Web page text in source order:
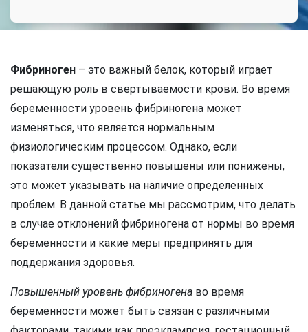
Фибриноген – это важный белок, который играет
решающую роль в свертываемости крови. Во время
беременности уровень фибриногена может
изменяться, что является нормальным
физиологическим процессом. Однако, если
показатели существенно повышены или понижены,
это может указывать на наличие определенных
проблем. В данной статье мы рассмотрим, что делать
в случае отклонений фибриногена от нормы во время
беременности и какие меры предпринять для
поддержания здоровья.
Повышенный уровень фибриногена во время
беременности может быть связан с различными